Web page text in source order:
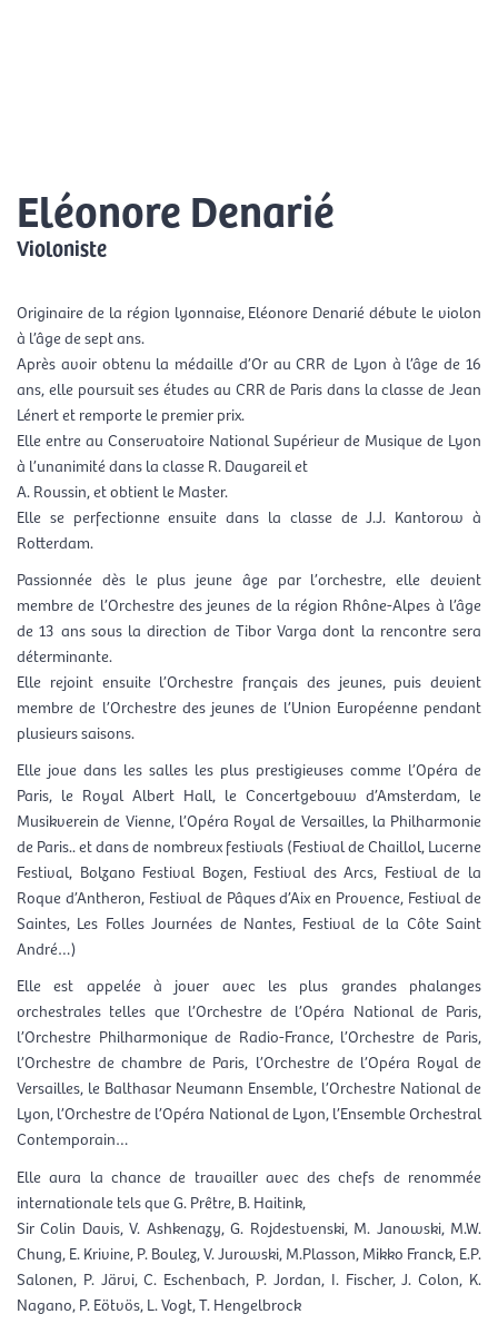
Eléonore Denarié
Violoniste
Originaire de la région lyonnaise, Eléonore Denarié débute le violon
à l’âge de sept ans.
Après avoir obtenu la médaille d’Or au CRR de Lyon à l’âge de 16
ans, elle poursuit ses études au CRR de Paris dans la classe de Jean
Lénert et remporte le premier prix.
Elle entre au Conservatoire National Supérieur de Musique de Lyon
à l’unanimité dans la classe R. Daugareil et
A. Roussin, et obtient le Master.
Elle se perfectionne ensuite dans la classe de J.J. Kantorow à
Rotterdam.
Passionnée dès le plus jeune âge par l’orchestre, elle devient
membre de l’Orchestre des jeunes de la région Rhône-Alpes à l’âge
de 13 ans sous la direction de Tibor Varga dont la rencontre sera
déterminante.
Elle rejoint ensuite l’Orchestre français des jeunes, puis devient
membre de l’Orchestre des jeunes de l’Union Européenne pendant
plusieurs saisons.
Elle joue dans les salles les plus prestigieuses comme l’Opéra de
Paris, le Royal Albert Hall, le Concertgebouw d’Amsterdam, le
Musikverein de Vienne, l’Opéra Royal de Versailles, la Philharmonie
de Paris.. et dans de nombreux festivals (Festival de Chaillol, Lucerne
Festival, Bolzano Festival Bozen, Festival des Arcs, Festival de la
Roque d’Antheron, Festival de Pâques d’Aix en Provence, Festival de
Saintes, Les Folles Journées de Nantes, Festival de la Côte Saint
André…)
Elle est appelée à jouer avec les plus grandes phalanges
orchestrales telles que l’Orchestre de l’Opéra National de Paris,
l’Orchestre Philharmonique de Radio-France, l’Orchestre de Paris,
l’Orchestre de chambre de Paris, l’Orchestre de l’Opéra Royal de
Versailles, le Balthasar Neumann Ensemble, l’Orchestre National de
Lyon, l’Orchestre de l’Opéra National de Lyon, l’Ensemble Orchestral
Contemporain…
Elle aura la chance de travailler avec des chefs de renommée
internationale tels que G. Prêtre, B. Haitink,
Sir Colin Davis, V. Ashkenazy, G. Rojdestvenski, M. Janowski, M.W.
Chung, E. Krivine, P. Boulez, V. Jurowski, M.Plasson, Mikko Franck, E.P.
Salonen, P. Järvi, C. Eschenbach, P. Jordan, I. Fischer, J. Colon, K.
Nagano, P. Eötvös, L. Vogt, T. Hengelbrock